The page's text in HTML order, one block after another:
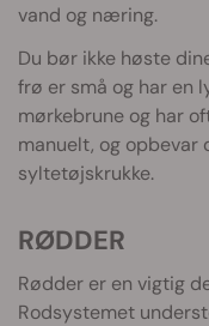
vand og næring.
Du bør ikke høste
frø er små og har en
mørkebrune og har
manuelt, og
syltetøjskrukke.
RØDDER
Rødder er en vigtig
Rodsystemet